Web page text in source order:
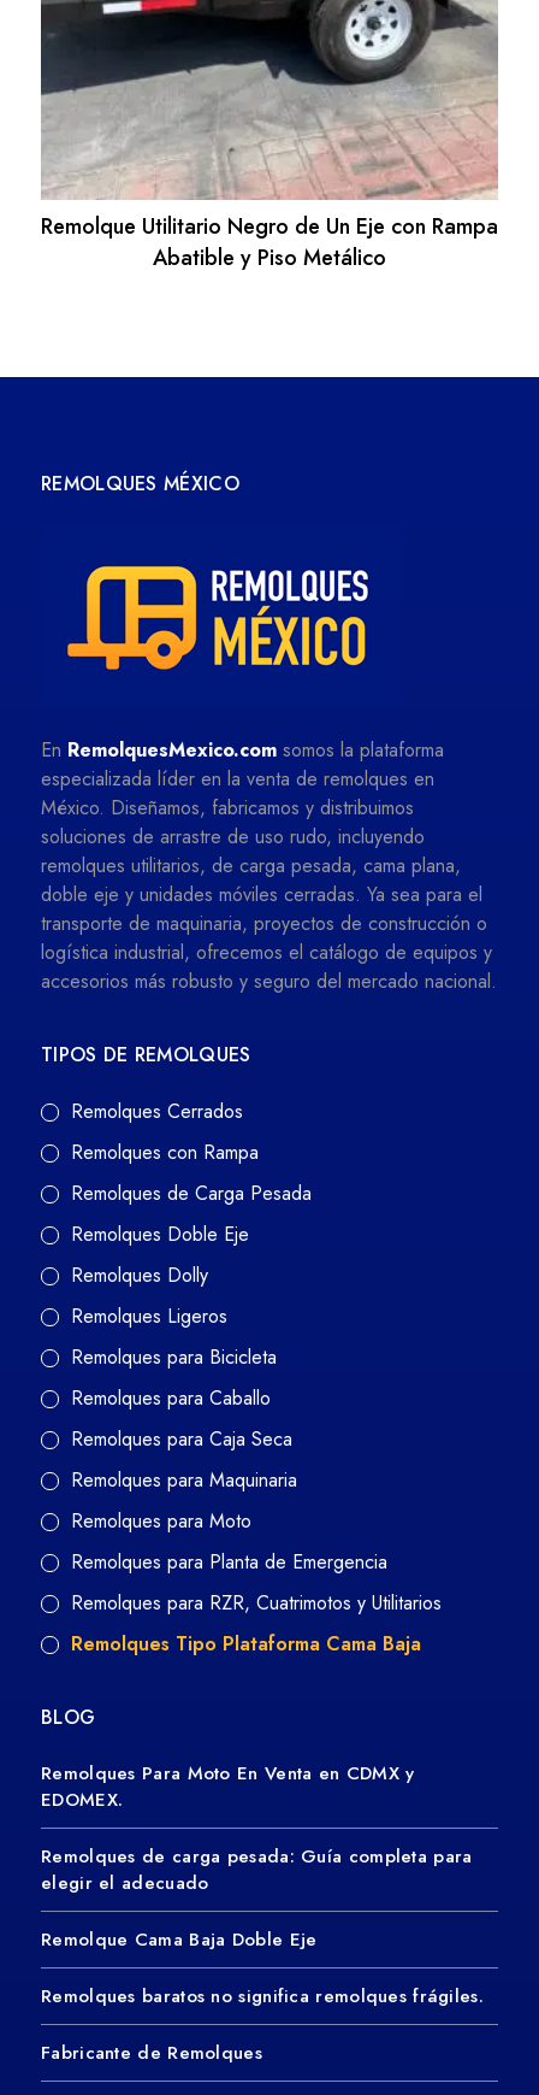
Remolque Utilitario Negro de Un Eje con Rampa
Abatible y Piso Metálico
REMOLQUES MÉXICO
En RemolquesMexico.com somos la plataforma
especializada líder en la venta de remolques en
México. Diseñamos, fabricamos y distribuimos
soluciones de arrastre de uso rudo, incluyendo
remolques utilitarios, de carga pesada, cama plana,
doble eje y unidades móviles cerradas. Ya sea para el
transporte de maquinaria, proyectos de construcción o
logística industrial, ofrecemos el catálogo de equipos y
accesorios más robusto y seguro del mercado nacional.
TIPOS DE REMOLQUES
Remolques Cerrados
Remolques con Rampa
Remolques de Carga Pesada
Remolques Doble Eje
Remolques Dolly
Remolques Ligeros
Remolques para Bicicleta
Remolques para Caballo
Remolques para Caja Seca
Remolques para Maquinaria
Remolques para Moto
Remolques para Planta de Emergencia
Remolques para RZR, Cuatrimotos y Utilitarios
Remolques Tipo Plataforma Cama Baja
BLOG
Remolques Para Moto En Venta en CDMX y
EDOMEX.
Remolques de carga pesada: Guía completa para
elegir el adecuado
Remolque Cama Baja Doble Eje
Remolques baratos no significa remolques frágiles.
Fabricante de Remolques